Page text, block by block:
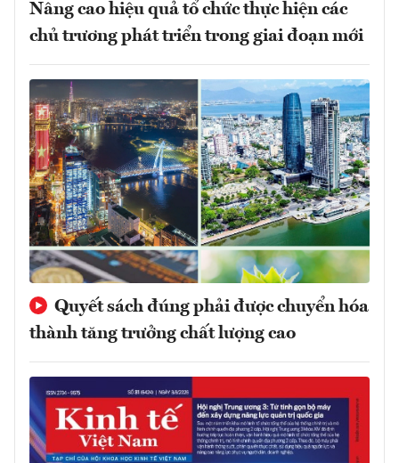
Nâng cao hiệu quả tổ chức thực hiện các
chủ trương phát triển trong giai đoạn mới
Quyết sách đúng phải được chuyển hóa
thành tăng trưởng chất lượng cao